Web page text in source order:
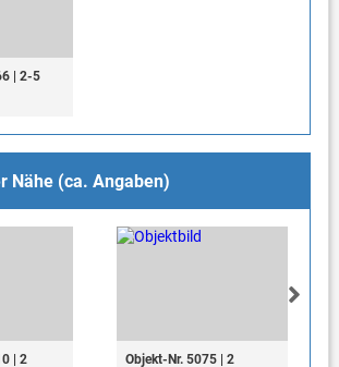
| 2-5
Nähe (ca. Angaben)
| 2
Objekt-Nr. 5075 | 2